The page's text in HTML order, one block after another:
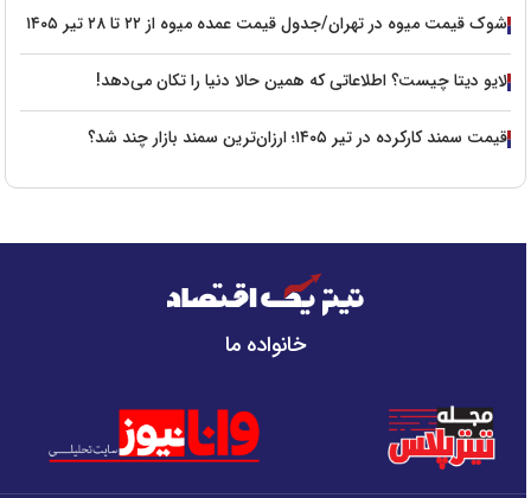
شوک قیمت میوه در تهران/جدول قیمت عمده میوه از ۲۲ تا ۲۸ تیر ۱۴۰۵
لایو دیتا چیست؟ اطلاعاتی که همین حالا دنیا را تکان می‌دهد!
قیمت سمند کارکرده در تیر ۱۴۰۵؛ ارزان‌ترین سمند بازار چند شد؟
خانواده ما